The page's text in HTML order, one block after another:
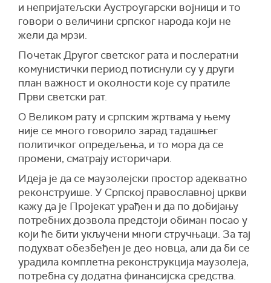
и непријатељски Аустроугарски војници и то
говори о величини српског народа који не
жели да мрзи.
Почетак Другог светског рата и послератни
комунистички период потиснули су у други
план важност и околности које су пратиле
Први светски рат.
О Великом рату и српским жртвама у њему
није се много говорило зарад тадашњег
политичког опредељења, и то мора да се
промени, сматрају историчари.
Идеја је да се маузолејски простор адекватно
реконструише. У Српској православној цркви
кажу да је Пројекат урађен и да по добијању
потребних дозвола предстоји обиман посао у
који ће бити укључени многи стручњаци. За тај
подухват обезбеђен је део новца, али да би се
урадила комплетна реконструкција маузолеја,
потребна су додатна финансијска средства.